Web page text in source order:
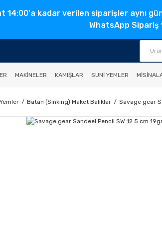
14:00'a kadar verilen siparişler aynı
WhatsApp Sipariş
MAKINELER KAMIŞLAR SUNI YEMLER
Batan (Sinking) Maket Balıklar Savage gear